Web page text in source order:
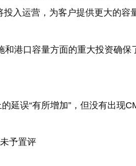
入运营，为客户提供更大的容
和港口容量方面的重大投资确
延误“有所增加”，但没有出现
予置评